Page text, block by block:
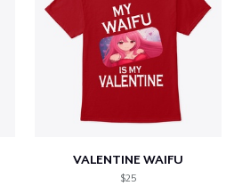
VALENTINE WAIFU
$25